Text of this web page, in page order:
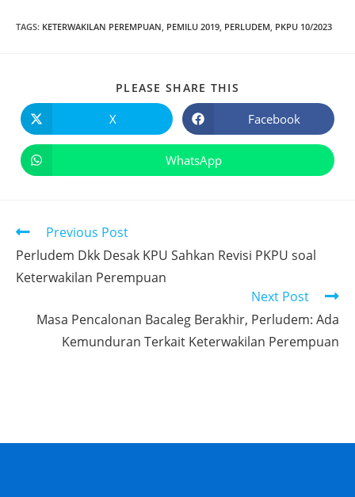
TAGS: KETERWAKILAN PEREMPUAN, PEMILU 2019, PERLUDEM, PKPU 10/2023
PLEASE SHARE THIS
X Facebook
WhatsApp
Previous Post
Perludem Dkk Desak KPU Sahkan Revisi PKPU soal
Keterwakilan Perempuan
Next Post
Masa Pencalonan Bacaleg Berakhir, Perludem: Ada
Kemunduran Terkait Keterwakilan Perempuan